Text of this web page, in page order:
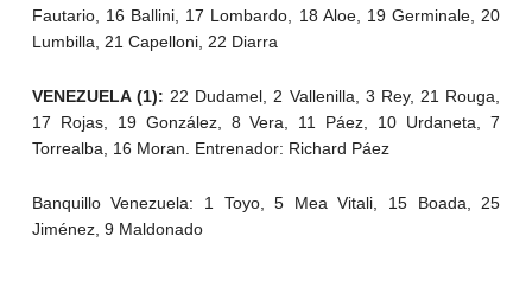
Fautario, 16 Ballini, 17 Lombardo, 18 Aloe, 19 Germinale, 20
Lumbilla, 21 Capelloni, 22 Diarra
VENEZUELA (1): 22 Dudamel, 2 Vallenilla, 3 Rey, 21 Rouga,
17 Rojas, 19 González, 8 Vera, 11 Páez, 10 Urdaneta, 7
Torrealba, 16 Moran. Entrenador: Richard Páez
Banquillo Venezuela: 1 Toyo, 5 Mea Vitali, 15 Boada, 25
Jiménez, 9 Maldonado